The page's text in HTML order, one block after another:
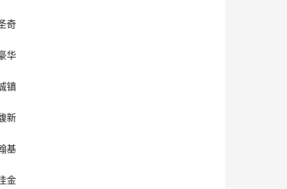
奇
华
镇
新
基
金